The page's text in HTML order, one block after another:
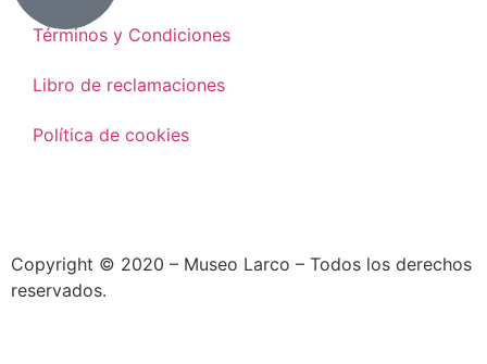
Términos y Condiciones
Libro de reclamaciones
Política de cookies
Copyright © 2020 – Museo Larco – Todos los derechos
reservados.